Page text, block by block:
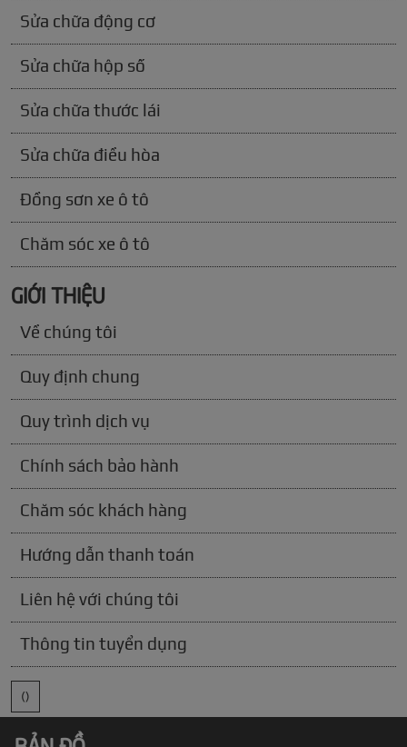
Sửa chữa động cơ
Sửa chữa hộp số
Sửa chữa thước lái
Sửa chữa điều hòa
Đồng sơn xe ô tô
Chăm sóc xe ô tô
GIỚI THIỆU
Về chúng tôi
Quy định chung
Quy trình dịch vụ
Chính sách bảo hành
Chăm sóc khách hàng
Hướng dẫn thanh toán
Liên hệ với chúng tôi
Thông tin tuyển dụng
()